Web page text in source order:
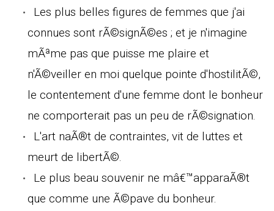
Les plus belles figures de femmes que j'ai
connues sont rÃ©signÃ©es ; et je n'imagine
mÃªme pas que puisse me plaire et
n'Ã©veiller en moi quelque pointe d'hostilitÃ©,
le contentement d'une femme dont le bonheur
ne comporterait pas un peu de rÃ©signation.
L'art naÃ®t de contraintes, vit de luttes et
meurt de libertÃ©.
Le plus beau souvenir ne mâ€™apparaÃ®t
que comme une Ã©pave du bonheur.